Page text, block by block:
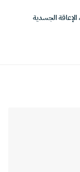
،الإعاقة الجسدية